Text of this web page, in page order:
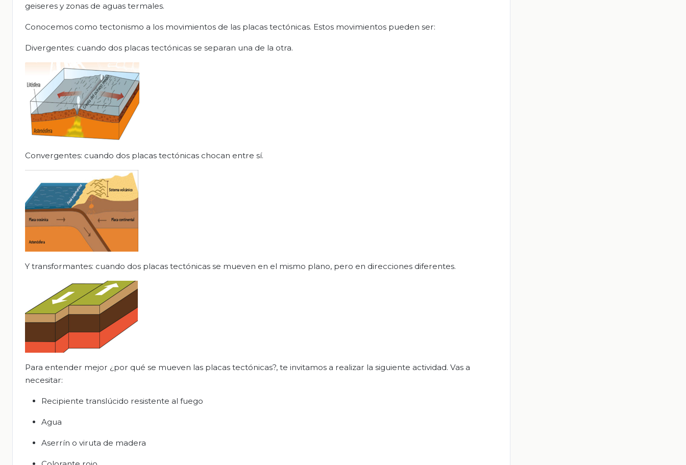
geiseres y zonas de aguas termales.
Conocemos como tectonismo a los movimientos de las placas tectónicas. Estos movimientos pueden ser:
Divergentes: cuando dos placas tectónicas se separan una de la otra.
Convergentes: cuando dos placas tectónicas chocan entre sí.
Y transformantes: cuando dos placas tectónicas se mueven en el mismo plano, pero en direcciones diferentes.
Para entender mejor ¿por qué se mueven las placas tectónicas?, te invitamos a realizar la siguiente actividad. Vas a
necesitar:
Recipiente translúcido resistente al fuego
Agua
Aserrín o viruta de madera